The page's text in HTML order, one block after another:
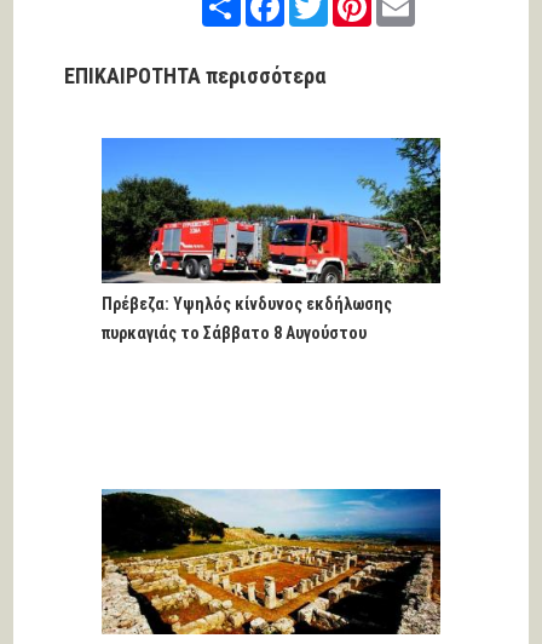
ΕΠΙΚΑΙΡΟΤΗΤΑ περισσότερα
Πρέβεζα: Υψηλός κίνδυνος εκδήλωσης
πυρκαγιάς το Σάββατο 8 Αυγούστου